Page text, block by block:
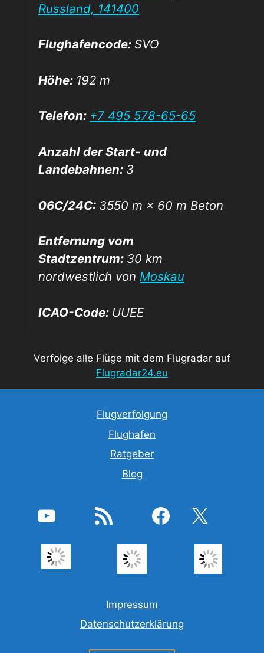
Russland, 141400
Flughafencode: SVO
Höhe: 192 m
Telefon: +7 495 578-65-65
Anzahl der Start- und
Landebahnen: 3
06C/24C: 3550 m × 60 m Beton
Entfernung vom
Stadtzentrum: 30 km
nordwestlich von Moskau
ICAO-Code: UUEE
Verfolge alle Flüge mit dem Flugradar auf
Flugradar24.eu
Flugverfolgung
Flughafen
Ratgeber
Blog
YouTube RSS-Feed Facebook X
Impressum
Datenschutzerklärung